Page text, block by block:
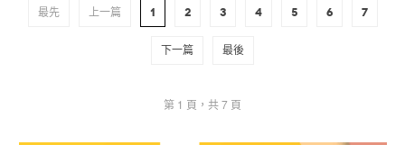
最先 上一篇 1 2 3 4 5 6 7
下一篇 最後
第 1 頁，共 7 頁